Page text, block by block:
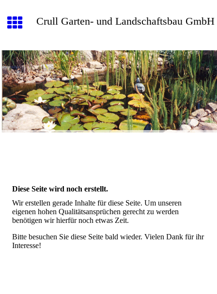
Crull Garten- und Landschaftsbau GmbH
Diese Seite wird noch erstellt.
Wir erstellen gerade Inhalte für diese Seite. Um unseren
eigenen hohen Qualitätsansprüchen gerecht zu werden
benötigen wir hierfür noch etwas Zeit.
Bitte besuchen Sie diese Seite bald wieder. Vielen Dank für ihr
Interesse!